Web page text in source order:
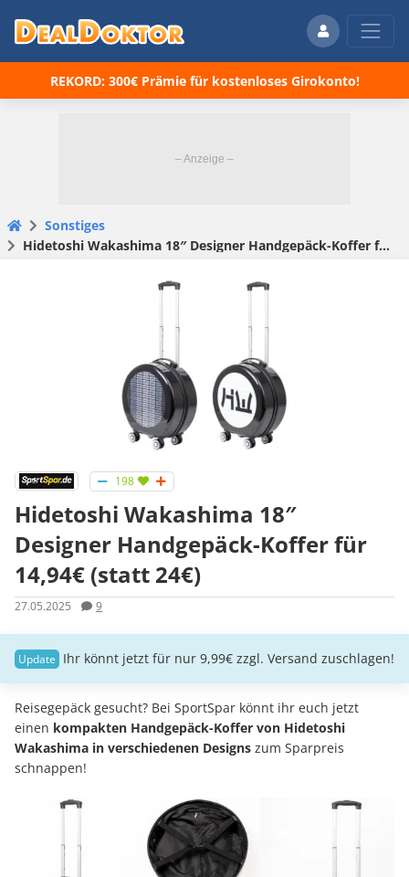
REKORD: 300€ Prämie für kostenloses Girokonto!
Sonstiges
Hidetoshi Wakashima 18″ Designer Handgepäck-Koffer für 14,94€ (statt 24€)
198
Hidetoshi Wakashima 18″
Designer Handgepäck-Koffer für
14,94€ (statt 24€)
27.05.2025 9
Ihr könnt jetzt für nur 9,99€ zzgl. Versand zuschlagen!
Reisegepäck gesucht? Bei SportSpar könnt ihr euch jetzt
einen kompakten Handgepäck-Koffer von Hidetoshi
Wakashima in verschiedenen Designs zum Sparpreis
schnappen!